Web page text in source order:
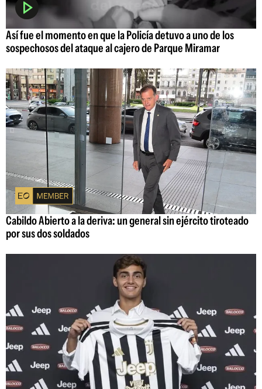
Así fue el momento en que la Policía detuvo a uno de los
sospechosos del ataque al cajero de Parque Miramar
Cabildo Abierto a la deriva: un general sin ejército tiroteado
por sus dos soldados